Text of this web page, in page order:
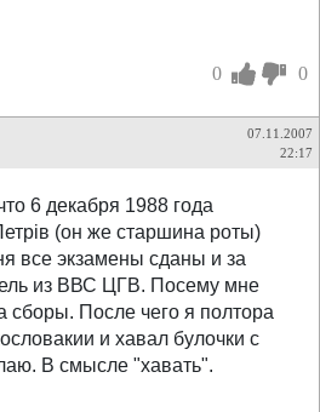
0 0
07.11.2007
22:17
6 декабря 1988 года
(он же старшина роты)
все экзамены сданы и за
из ВВС ЦГВ. Посему мне
сборы. После чего я полтора
и хавал булочки с
В смысле "хавать".